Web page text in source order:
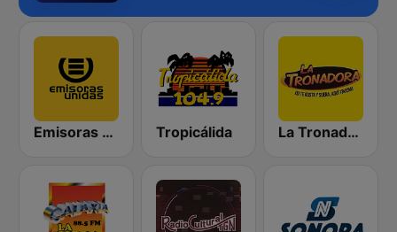
Emisoras Unidas Tropicálida La Tronadora